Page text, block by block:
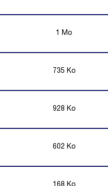
1 Mo
735 Ko
928 Ko
602 Ko